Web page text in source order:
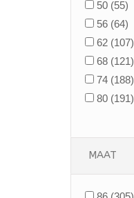
50 (55)
56 (64)
62 (107)
68 (121)
74 (188)
80 (191)
MAAT